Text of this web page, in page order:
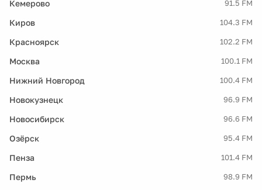
Кемерово 91.5 FM
Киров 104.3 FM
Красноярск 102.2 FM
Москва 100.1 FM
Нижний Новгород 100.4 FM
Новокузнецк 96.9 FM
Новосибирск 96.6 FM
Озёрск 95.4 FM
Пенза 101.4 FM
Пермь 98.9 FM